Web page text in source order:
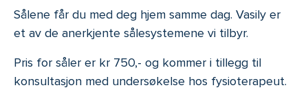
Sålene får du med deg hjem samme dag. Vasily er
et av de anerkjente sålesystemene vi tilbyr.
Pris for såler er kr 750,- og kommer i tillegg til
konsultasjon med undersøkelse hos fysioterapeut.